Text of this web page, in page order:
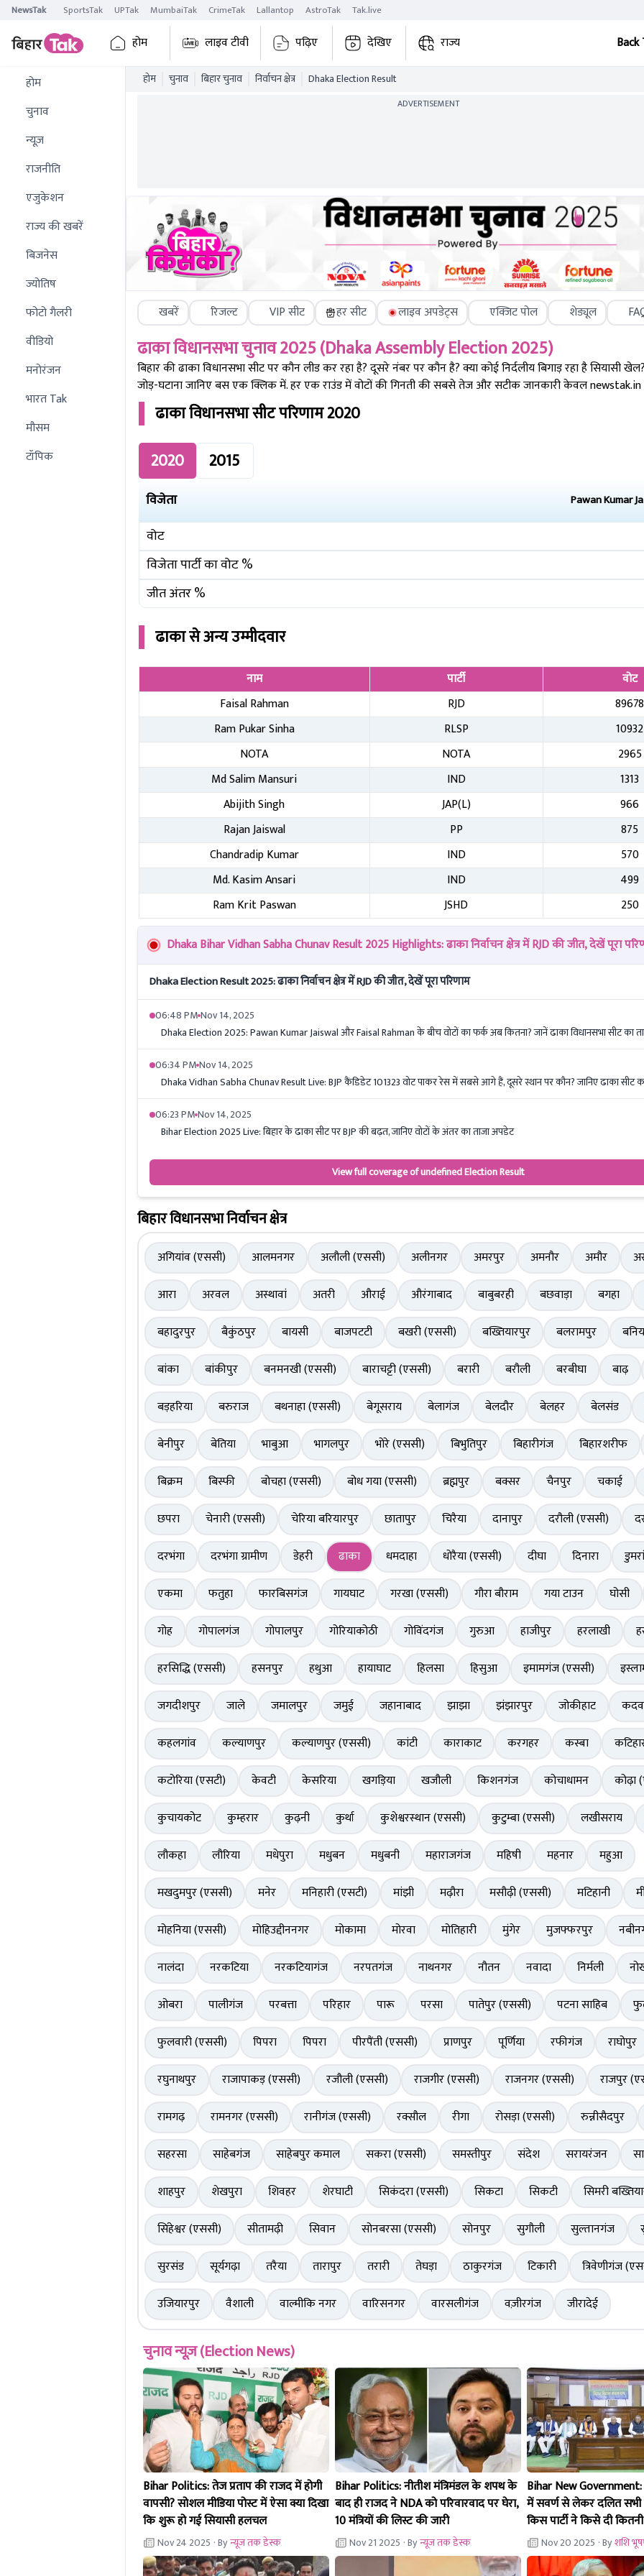
NewsTak SportsTak UPTak MumbaiTak CrimeTak Lallantop AstroTak Tak.live
होम लाइव टीवी पढ़िए देखिए राज्य Back
होम
चुनाव
न्यूज़
राजनीति
एजुकेशन
राज्य की खबरें
बिजनेस
ज्योतिष
फोटो गैलरी
वीडियो
मनोरंजन
भारत Tak
मौसम
टॉपिक
होम चुनाव बिहार चुनाव निर्वाचन क्षेत्र Dhaka Election Result
ADVERTISEMENT
खबरें रिजल्ट VIP सीट हर सीट लाइव अपडेट्स एक्जिट पोल शेड्यूल
ढाकाविधानसभा चुनाव 2025 (DhakaAssembly Election 2025)
बिहार कीढाकाविधानसभा सीट पर कौन लीड कर रहा है? दूसरे नंबर पर कौन है? क्या कोई निर्दलीय बिगाड़ रहा है सियासी
जोड़-घटाना जानिए बस एक क्लिक में. हर एक राउंड में वोटों की गिनती की सबसे तेज और सटीक जानकारी केवल
ढाकाविधानसभा सीट परिणाम2020
2020
2015
विजेता Pawan Kumar
वोट
विजेता पार्टी का वोट %
जीत अंतर %
ढाकासे अन्य उम्मीदवार
नाम पार्टी
वोट
Faisal Rahman
RJD
89678
Ram Pukar Sinha
RLSP
10932
NOTA
NOTA
2965
Md Salim Mansuri
IND
1313
Abijith Singh
JAP(L)
966
Rajan Jaiswal
PP
875
Chandradip Kumar
IND
570
Md. Kasim Ansari
IND
499
Ram Krit Paswan
JSHD 250
Dhaka Bihar Vidhan Sabha Chunav Result 2025 Highlights: ढाका निर्वाचन क्षेत्र में RJD की जीत, देखें पूरा
Dhaka Election Result 2025: ढाका निर्वाचन क्षेत्र में RJD की जीत, देखें पूरा परिणाम
06:48 PMNov 14, 2025
Dhaka Election 2025: Pawan Kumar Jaiswal और Faisal Rahman के बीच वोटों का फर्क अब कितना? जानें ढाका विधानसभा सीट का
06:34 PMNov 14, 2025
Dhaka Vidhan Sabha Chunav Result Live: BJP कैंडिडेट 101323 वोट पाकर रेस में सबसे आगे हैं, दूसरे स्थान पर कौन? जानिए ढाका सीट
06:23 PMNov 14, 2025
Bihar Election 2025 Live: बिहार के ढाका सीट पर BJP की बढ़त, जानिए वोटों के अंतर का ताजा अपडेट
View full coverage of undefined Election Result
बिहार विधानसभा निर्वाचन क्षेत्र
अगियांव (एससी) आलमनगर अलौली (एससी) अलीनगर अमरपुर अमनौर अमौर
आरा
अरवल अस्थावां अतरी औराई औरंगाबाद बाबुबरही बछवाड़ा बगहा
बहादुरपुर
बैकुंठपुर बायसी बाजपटटी बखरी (एससी) बख्तियारपुर बलरामपुर
बांका
बांकीपुर बनमनखी (एससी) बाराचट्टी (एससी) बरारी बरौली बरबीघा बाढ़
बड़हरिया
बरुराज बथनाहा (एससी) बेगूसराय बेलागंज बेलदौर बेलहर बेलसंड
बेनीपुर
बेतिया भाबुआ भागलपुर भोरे (एससी) बिभुतिपुर बिहारीगंज बिहारशरीफ
बिक्रम
बिस्फी बोचहा (एससी) बोध गया (एससी) ब्रह्मपुर बक्सर चैनपुर चकाई
छपरा
चेनारी (एससी) चेरिया बरियारपुर छातापुर चिरैया दानापुर दरौली (एससी)
दरभंगा
दरभंगा ग्रामीण डेहरी ढाका धमदाहा धोरैया (एससी) दीघा दिनारा
एकमा
फतुहा फारबिसगंज गायघाट गरखा (एससी) गौरा बौराम गया टाउन घोसी
गोह
गोपालगंज गोपालपुर गोरियाकोठी गोविंदगंज गुरुआ हाजीपुर हरलाखी
हरसिद्धि (एससी)
हसनपुर हथुआ हायाघाट हिलसा हिसुआ इमामगंज (एससी)
जगदीशपुर
जाले जमालपुर जमुई जहानाबाद झाझा झंझारपुर जोकीहाट
कहलगांव
कल्याणपुर कल्याणपुर (एससी) कांटी काराकाट करगहर कस्बा
कटोरिया (एसटी)
केवटी केसरिया खगड़िया खजौली किशनगंज कोचाधामन
कोढ़ा
कुचायकोट
कुम्हरार कुढ़नी कुर्था कुशेश्वरस्थान (एससी) कुटुम्बा (एससी) लखीसराय
लौकहा
लौरिया मधेपुरा मधुबन मधुबनी महाराजगंज महिषी महनार
महुआ
मखदुमपुर (एससी)
मनेर मनिहारी (एसटी) मांझी मढ़ौरा मसौढ़ी (एससी) मटिहानी
मोहनिया (एससी)
मोहिउद्दीननगर मोकामा मोरवा मोतिहारी मुंगेर मुजफ्फरपुर
नालंदा
नरकटिया नरकटियागंज नरपतगंज नाथनगर नौतन नवादा निर्मली
ओबरा
पालीगंज परबत्ता परिहार पारू परसा पातेपुर (एससी) पटना साहिब
फुलवारी (एससी)
पिपरा पिपरा पीरपैंती (एससी) प्राणपुर पूर्णिया रफीगंज
राघोपुर
रघुनाथपुर
राजापाकड़ (एससी) रजौली (एससी) राजगीर (एससी) राजनगर (एससी)
राजपुर
रामगढ़
रामनगर (एससी) रानीगंज (एससी) रक्सौल रीगा रोसड़ा (एससी) रुन्नीसैदपुर
सहरसा
साहेबगंज साहेबपुर कमाल सकरा (एससी) समस्तीपुर संदेश सरायरंजन
शाहपुर
शेखपुरा शिवहर शेरघाटी सिकंदरा (एससी) सिकटा सिकटी
सिमरी
सिंहेश्वर (एससी)
सीतामढ़ी सिवान सोनबरसा (एससी) सोनपुर सुगौली सुल्तानगंज
सुरसंड
सूर्यगढ़ा तरैया तारापुर तरारी तेघड़ा ठाकुरगंज टिकारी
त्रिवेणीगंज
उजियारपुर
वैशाली वाल्मीकि नगर वारिसनगर वारसलीगंज वज़ीरगंज जीरादेई
चुनाव न्यूज़ (Election News)
Bihar Politics: तेज प्रताप की राजद में होगी
वापसी? सोशल मीडिया पोस्ट में ऐसा क्या दिखा
कि शुरू हो गई सियासी हलचल
Nov 24 2025 · Byन्यूज तक डेस्क
Bihar Politics: नीतीश मंत्रिमंडल के शपथ के
बाद ही राजद ने NDA को परिवारवाद पर घेरा,
10 मंत्रियों की लिस्ट की जारी
Nov 21 2025 · Byन्यूज तक डेस्क
Bihar New Government:
में सवर्ण से लेकर दलित सभी
किस पार्टी ने किसे दी
Nov 20 2025 · Byशशि